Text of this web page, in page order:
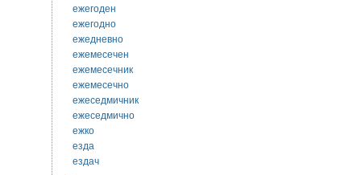
ежегоден
ежегодно
ежедневно
ежемесечен
ежемесечник
ежемесечно
ежеседмичник
ежеседмично
ежко
езда
ездач